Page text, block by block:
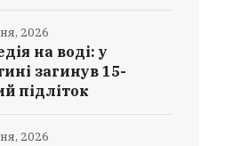
на воді: у
загинув 15-
підліток
2026
2026